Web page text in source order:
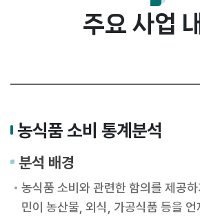
주요 사업
농식품 소비 통계분석
분석 배경
농식품 소비와 관련한 함의를 제공
민이 농산물, 외식, 가공식품 등을 언